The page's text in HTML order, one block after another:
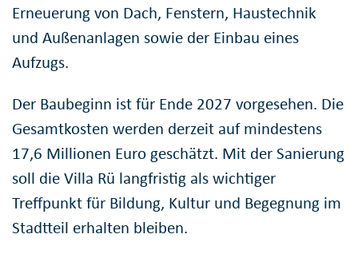
Erneuerung von Dach, Fenstern, Haustechnik
und Außenanlagen sowie der Einbau eines
Aufzugs.
Der Baubeginn ist für Ende 2027 vorgesehen. Die
Gesamtkosten werden derzeit auf mindestens
17,6 Millionen Euro geschätzt. Mit der Sanierung
soll die Villa Rü langfristig als wichtiger
Treffpunkt für Bildung, Kultur und Begegnung im
Stadtteil erhalten bleiben.